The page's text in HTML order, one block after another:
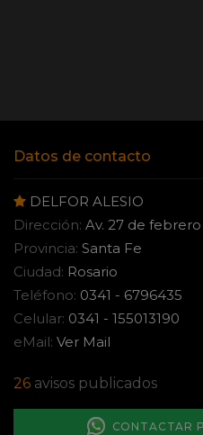
Datos de contacto
DELFOR ALESIO
Dirección: Av. 27 de febrero
Provincia: Santa Fe
Ciudad: Rosario
Teléfono: 0341 - 6796435
Celular: 0341 - 155013190
eMail: Ver Mail
26 avisos publicados
CONTACTAR